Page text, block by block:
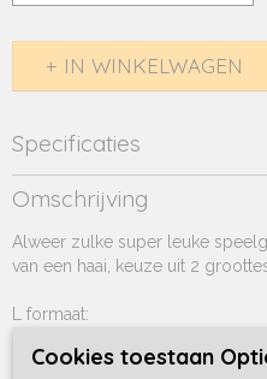
IN WINKELWAGEN
Specificaties
Productcode
51-77
Omschrijving
Alweer zulke super leuke
van een haai, keuze uit 2
L formaat:
Cookies toestaan